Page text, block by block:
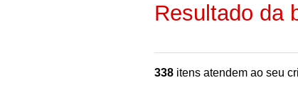
Resultado da
338 itens atendem ao seu